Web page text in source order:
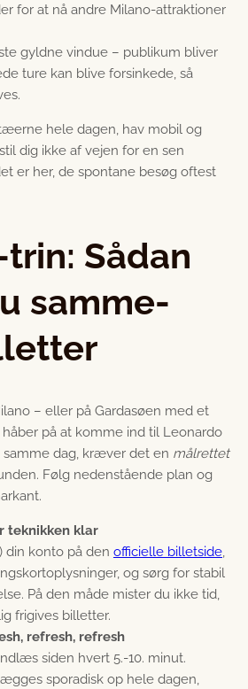
for at nå andre Milano-attraktioner
gyldne vindue – publikum bliver
ture kan blive forsinkede, så
hele dagen, hav mobil og
dig ikke af vejen for en sen
er her, de spontane besøg oftest
Sådan
samme-
– eller på Gardasøen med et
på at komme ind til Leonardo
dag, kræver det en målrettet
Følg nedenstående plan og
teknikken klar
din konto på den officielle billetside,
og sørg for stabil
På den måde mister du ikke tid,
frigives billetter.
refresh, refresh
siden hvert 5.-10. minut.
sporadisk op hele dagen,